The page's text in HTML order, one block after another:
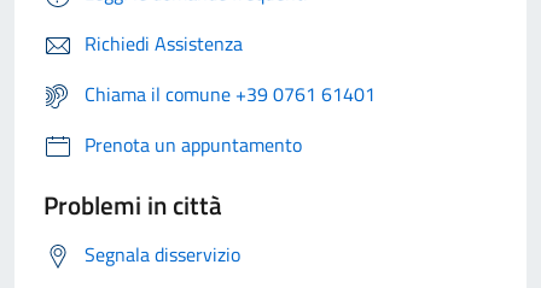
Richiedi Assistenza
Chiama il comune +39 0761 61401
Prenota un appuntamento
Problemi in città
Segnala disservizio